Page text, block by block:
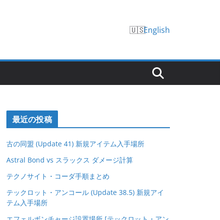
English
最近の投稿
古の同盟 (Update 41) 新規アイテム入手場所
Astral Bond vs スラックス ダメージ計算
テクノサイト・コーダ手順まとめ
テックロット・アンコール (Update 38.5) 新規アイ
テム入手場所